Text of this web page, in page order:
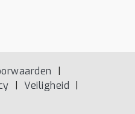
Veiligheid